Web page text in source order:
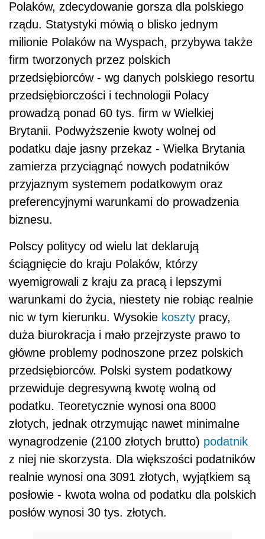
Polaków, zdecydowanie gorsza dla polskiego
rządu. Statystyki mówią o blisko jednym
milionie Polaków na Wyspach, przybywa także
firm tworzonych przez polskich
przedsiębiorców - wg danych polskiego resortu
przedsiębiorczości i technologii Polacy
prowadzą ponad 60 tys. firm w Wielkiej
Brytanii. Podwyższenie kwoty wolnej od
podatku daje jasny przekaz - Wielka Brytania
zamierza przyciągnąć nowych podatników
przyjaznym systemem podatkowym oraz
preferencyjnymi warunkami do prowadzenia
biznesu.
Polscy politycy od wielu lat deklarują
ściągnięcie do kraju Polaków, którzy
wyemigrowali z kraju za pracą i lepszymi
warunkami do życia, niestety nie robiąc realnie
nic w tym kierunku. Wysokie koszty pracy,
duża biurokracja i mało przejrzyste prawo to
główne problemy podnoszone przez polskich
przedsiębiorców. Polski system podatkowy
przewiduje degresywną kwotę wolną od
podatku. Teoretycznie wynosi ona 8000
złotych, jednak otrzymując nawet minimalne
wynagrodzenie (2100 złotych brutto) podatnik
z niej nie skorzysta. Dla większości podatników
realnie wynosi ona 3091 złotych, wyjątkiem są
posłowie - kwota wolna od podatku dla polskich
posłów wynosi 30 tys. złotych.